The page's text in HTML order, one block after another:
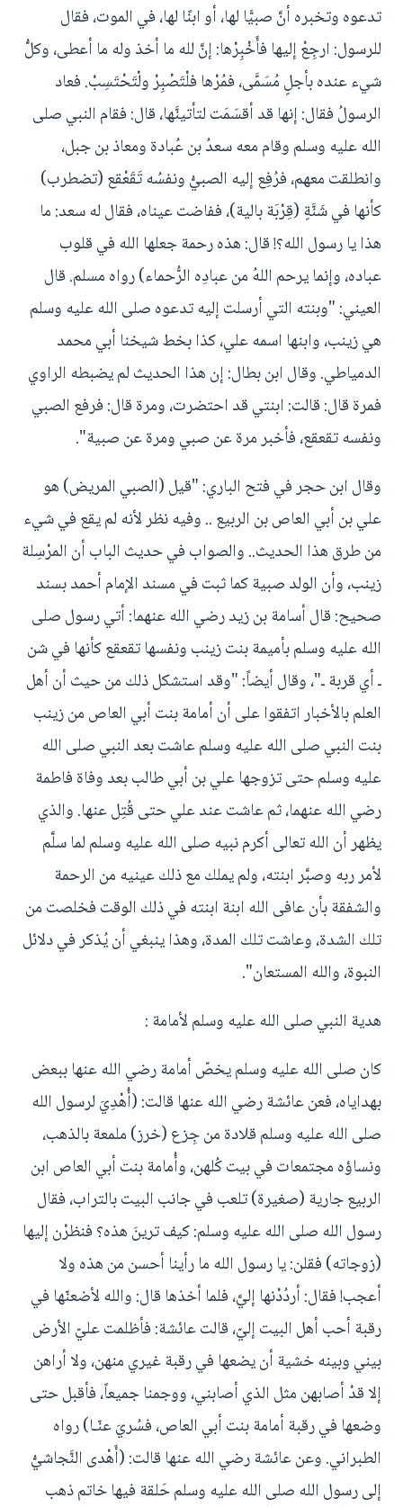
تدعوه وتخبره أنَّ صبيًّا لها، أو ابنًا لها، في الموت، فقال
للرسول: ارجِعْ إليها فأَخْبِرْها: إنَّ لله ما أخذ وله ما أعطى، وكلُّ
شيء عنده بأجلٍ مُسَمَّى، فمُرْها فلْتَصْبِرْ ولْتَحْتَسِبْ. فعاد
الرسولُ فقال: إنها قد أقسَمَت لتأتينَّها، قال: فقام النبي صلى
الله عليه وسلم وقام معه سعدُ بن عُبادة ومعاذ بن جبل،
وانطلقت معهم، فرُفِع إليه الصبيُّ ونفسُه تَقَعْقع (تضطرب)
كأنها في شَنَّةٍ (قِرْبَة بالية)، ففاضت عيناه، فقال له سعد: ما
هذا يا رسول الله؟! قال: هذه رحمة جعلها الله في قلوب
عباده، وإنما يرحم اللهُ من عبادِه الرُّحماء) رواه مسلم. قال
العيني: "وبنته التي أرسلت إليه تدعوه صلى الله عليه وسلم
هي زينب، وابنها اسمه علي، كذا بخط شيخنا أبي محمد
الدمياطي. وقال ابن بطال: إن هذا الحديث لم يضبطه الراوي
فمرة قال: قالت: ابنتي قد احتضرت، ومرة قال: فرفع الصبي
ونفسه تقعقع، فأخبر مرة عن صبي ومرة عن صبية".
وقال ابن حجر في فتح الباري: "قيل (الصبي المريض) هو
علي بن أبي العاص بن الربيع .. وفيه نظر لأنه لم يقع في شيء
من طرق هذا الحديث.. والصواب في حديث الباب أن المرْسِلة
زينب، وأن الولد صبية كما ثبت في مسند الإمام أحمد بسند
صحيح: قال أسامة بن زيد رضي الله عنهما: أتي رسول صلى
الله عليه وسلم بأميمة بنت زينب ونفسها تقعقع كأنها في شن
ـ أي قربة ـ"، وقال أيضاً: "وقد استشكل ذلك من حيث أن أهل
العلم بالأخبار اتفقوا على أن أمامة بنت أبي العاص من زينب
بنت النبي صلى الله عليه وسلم عاشت بعد النبي صلى الله
عليه وسلم حتى تزوجها علي بن أبي طالب بعد وفاة فاطمة
رضي الله عنهما، ثم عاشت عند علي حتى قُتِل عنها. والذي
يظهر أن الله تعالى أكرم نبيه صلى الله عليه وسلم لما سلَّم
لأمر ربه وصبَّر ابنته، ولم يملك مع ذلك عينيه من الرحمة
والشفقة بأن عافى الله ابنة ابنته في ذلك الوقت فخلصت من
تلك الشدة، وعاشت تلك المدة، وهذا ينبغي أن يُذكر في دلائل
النبوة، والله المستعان".
هدية النبي صلى الله عليه وسلم لأمامة :
كان صلى الله عليه وسلم يخصّ أمامة رضي الله عنها ببعض
بهداياه، فعن عائشة رضي الله عنها قالت: (أُهْدِيَ لرسول الله
صلى الله عليه وسلم قلادة من جِزع (خرز) ملمعة بالذهب،
ونساؤه مجتمعات في بيت كُلهن، وأُمامة بنت أبي العاص ابن
الربيع جارية (صغيرة) تلعب في جانب البيت بالتراب، فقال
رسول الله صلى الله عليه وسلم: كيف ترينَ هذه؟ فنظرْن إليها
(زوجاته) فقلن: يا رسول الله ما رأينا أحسن من هذه ولا
أعجب! فقال: أردُدْنها إليَّ، فلما أخذها قال: والله لأضعنّها في
رقبة أحب أهل البيت إليّ، قالت عائشة: فأظلمت عليّ الأرض
بيني وبينه خشية أن يضعها في رقبة غيري منهن، ولا أراهن
إلا قدْ أصابهن مثل الذي أصابني، ووجمنا جميعاً، فأقبل حتى
وضعها في رقبة أمامة بنت أبي العاص، فسُريَ عنّـا) رواه
الطبراني. وعن عائشة رضي الله عنها قالت: (أَهْدى النَّجاشيُّ
إلى رسول الله صلى الله عليه وسلم حَلقة فيها خاتم ذهب